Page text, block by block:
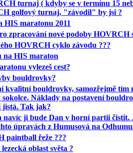
turnaj ( kdyby se v termínu 15
golfový turnaj, "závodil" by jsi ?
HIS maratonu 2011
zpracování nové podoby HOVRCH
HOVRCH cyklo závodu ???
na HIS maraton
vylezeš cest?
bouldrovky?
kvalitní bouldrovky, samozřejmě tím
sokolce. Náklady na postavení
jistá. Tak jak?
navíc ji bude Dan v horní partii čistit.
úpravách z Humusová na
paintball řeže ???
oblast světa ?